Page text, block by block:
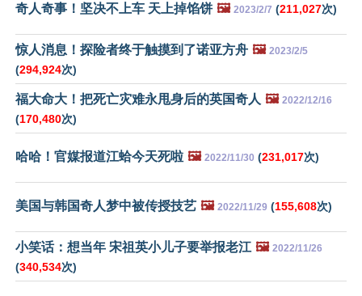
奇人奇事！坚决不上车 天上掉馅饼 🖼️ 2023/2/7 (211,027次)
惊人消息！探险者终于触摸到了诺亚方舟 🖼️ 2023/2/5
(294,924次)
福大命大！把死亡灾难永甩身后的英国奇人 🖼️ 2022/12/16
(170,480次)
哈哈！官媒报道江蛤今天死啦 🖼️ 2022/11/30 (231,017次)
美国与韩国奇人梦中被传授技艺 🖼️ 2022/11/29 (155,608次)
小笑话：想当年 宋祖英小儿子要举报老江 🖼️ 2022/11/26
(340,534次)